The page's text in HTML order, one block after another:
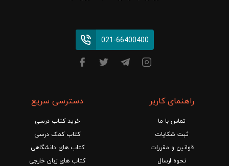
021-66400400
راهنمای کاربر
تماس با ما
ثبت شکایات
قوانین و مقررات
نحوه ارسال
دسترسی سریع
خرید کتاب درسی
کتاب کمک درسی
کتاب های دانشگاهی
کتاب های زبان خارجی